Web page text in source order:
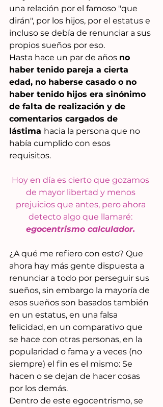
una relación por el famoso "que
dirán", por los hijos, por el estatus e
incluso se debía de renunciar a sus
propios sueños por eso.
Hasta hace un par de años no
haber tenido pareja a cierta
edad, no haberse casado o no
haber tenido hijos era sinónimo
de falta de realización y de
comentarios cargados de
lástima hacia la persona que no
había cumplido con esos
requisitos.
Hoy en día es cierto que gozamos
de mayor libertad y menos
prejuicios que antes, pero ahora
detecto algo que llamaré:
egocentrismo calculador.
¿A qué me refiero con esto? Que
ahora hay más gente dispuesta a
renunciar a todo por perseguir sus
sueños, sin embargo la mayoría de
esos sueños son basados también
en un estatus, en una falsa
felicidad, en un comparativo que
se hace con otras personas, en la
popularidad o fama y a veces (no
siempre) el fin es el mismo: Se
hacen o se dejan de hacer cosas
por los demás.
Dentro de este egocentrismo, se